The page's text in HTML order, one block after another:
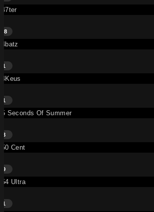
47ter
18
4batz
1
4Keus
1
5 Seconds Of Summer
3
50 Cent
9
54 Ultra
1